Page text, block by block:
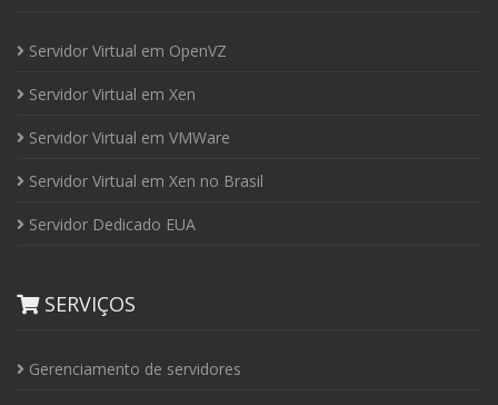
Servidor Virtual em OpenVZ
Servidor Virtual em Xen
Servidor Virtual em VMWare
Servidor Virtual em Xen no Brasil
Servidor Dedicado EUA
SERVIÇOS
Gerenciamento de servidores